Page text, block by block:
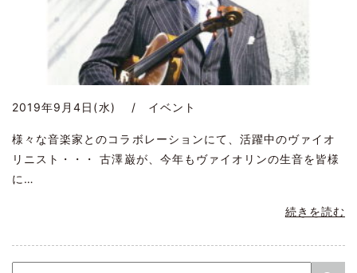
2019年9月4日(水) / イベント
様々な音楽家とのコラボレーションにて、活躍中のヴァイオ
リニスト・・・ 古澤巌が、今年もヴァイオリンの生音を皆様
に…
続きを読む